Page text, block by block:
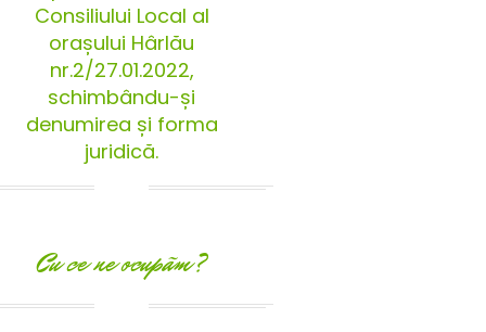
Consiliului Local al
orașului Hârlău
nr.2/27.01.2022,
schimbându-și
denumirea și forma
juridică.
Cu ce ne ocupãm?